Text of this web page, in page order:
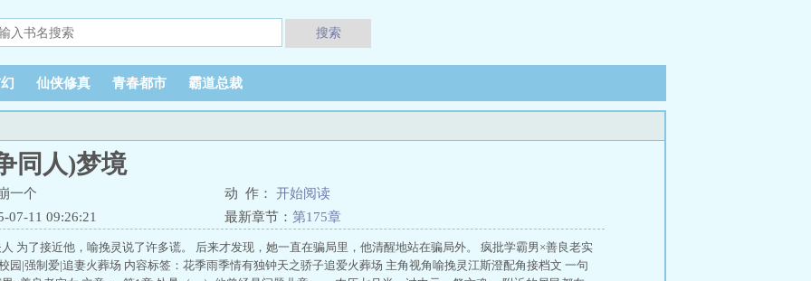
搜索
仙侠修真 青春都市 霸道总裁
同人)梦境
一个 动 作： 开始阅读
07-11 09:26:21
最新章节： 第175章
为了接近他，喻挽灵说了许多谎。 后来才发现，她一直在骗局里，他清醒地站在骗局外。 疯批学霸男×善良老实
园|强制爱|追妻火葬场 内容标签：花季雨季情有独钟天之骄子追爱火葬场 主角视角喻挽灵江斯澄配角接档文 一句